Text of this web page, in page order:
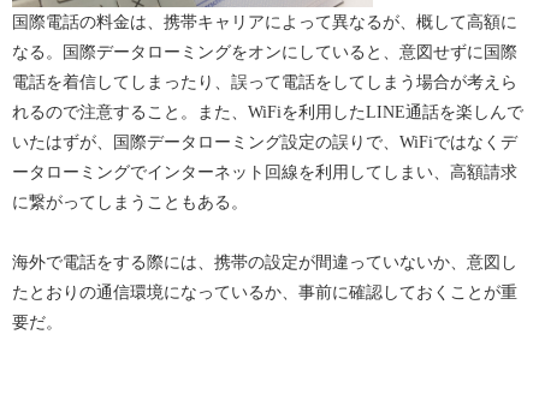
国際電話の料金は、携帯キャリアによって異なるが、概して高額に
なる。国際データローミングをオンにしていると、意図せずに国際
電話を着信してしまったり、誤って電話をしてしまう場合が考えら
れるので注意すること。また、WiFiを利用したLINE通話を楽しんで
いたはずが、国際データローミング設定の誤りで、WiFiではなくデ
ータローミングでインターネット回線を利用してしまい、高額請求
に繋がってしまうこともある。
海外で電話をする際には、携帯の設定が間違っていないか、意図し
たとおりの通信環境になっているか、事前に確認しておくことが重
要だ。